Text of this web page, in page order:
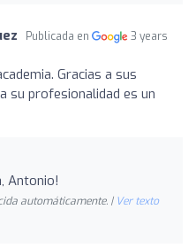
Publicada en
3 years
Gracias a sus
su profesionalidad es un
Antonio!
automáticamente. | Ver texto